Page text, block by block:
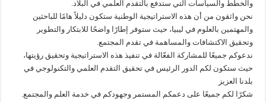
والخطط والسياسات التي ستدفع بالتقدم العلمي في البلاد.
نحن واثقون من أن هذه الاستراتيجية الوطنية ستكون دليلاً هامًا للباحثين
والمهتمين بالعلوم في ليبيا، حيث ستوفر إطارًا واضحًا للابتكار والتطوير
وتحقيق الاكتشافات والمساهمة في تقدم المجتمع.
ندعوكم جميعًا للمشاركة الفعّالة في تنفيذ هذه الاستراتيجية وتحقيق رؤيتها،
حيث ستكون لكم الدور الرئيس في تحقيق التقدم العلمي والتكنولوجي في
بلدنا العزيز
شكرًا لكم جميعًا على دعمكم المستمر وجهودكم في خدمة العلم والمجتمع.